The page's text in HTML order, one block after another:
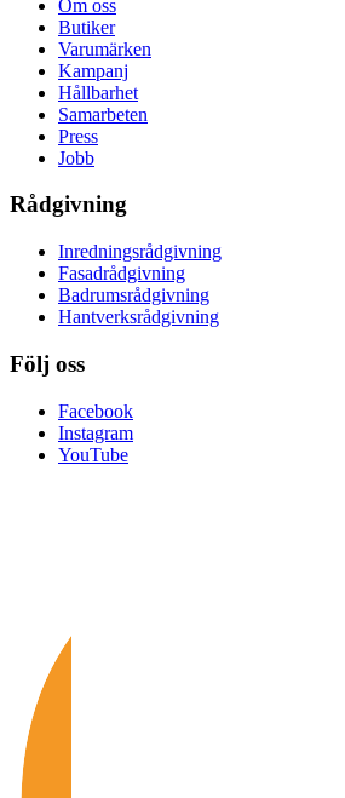
Om oss
Butiker
Varumärken
Kampanj
Hållbarhet
Samarbeten
Press
Jobb
Rådgivning
Inredningsrådgivning
Fasadrådgivning
Badrumsrådgivning
Hantverksrådgivning
Följ oss
Facebook
Instagram
YouTube